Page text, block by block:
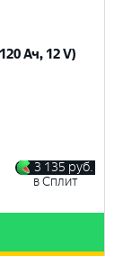
Ач, 12 V)
3 135 руб.
в Сплит